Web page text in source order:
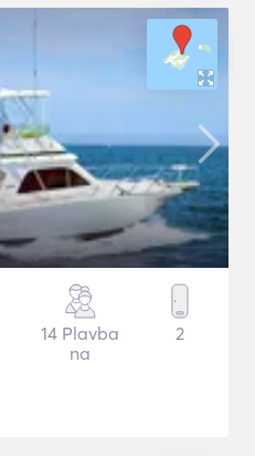
14 Plavba
na
2